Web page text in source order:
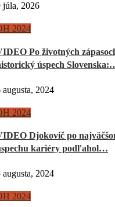
júla, 2026
2024
Po životných
úspech
augusta, 2024
2024
Djokovič po
kariéry podľahol…
augusta, 2024
2024